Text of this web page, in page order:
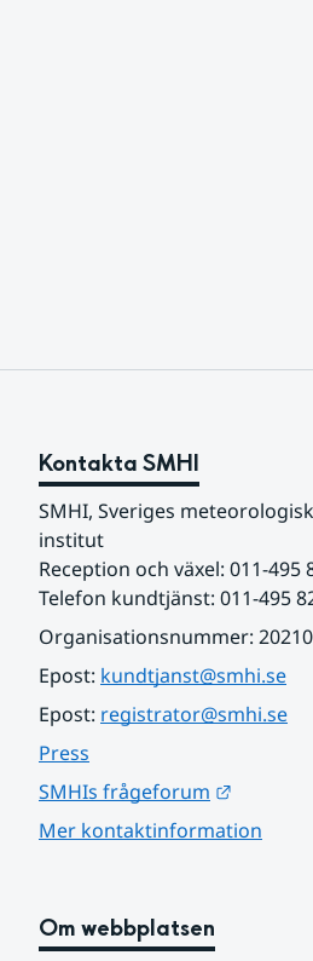
Kontakta SMHI
SMHI, Sveriges
institut
Reception och växel: 011-495
Telefon kundtjänst: 011-495
Organisationsnummer:
Epost: kundtjanst@smhi.se
Epost: registrator@smhi.se
Press
SMHIs frågeforum
Mer kontaktinformation
Om webbplatsen